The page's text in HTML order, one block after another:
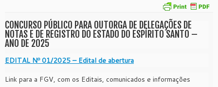
CONCURSO PÚBLICO PARA OUTORGA DE DELEGAÇÕES DE
NOTAS E DE REGISTRO DO ESTADO DO ESPÍRITO SANTO –
ANO DE 2025
EDITAL Nº 01/2025 – Edital de abertura
Link para a FGV, com os Editais, comunicados e informações